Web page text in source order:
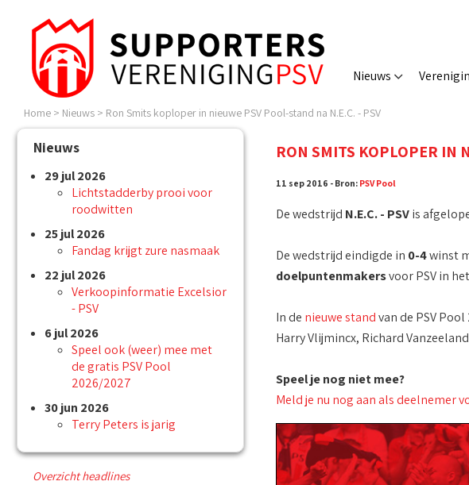
Nieuws
Home > Nieuws > Ron Smits koploper in nieuwe PSV Pool-stand na N.E.C. - PSV
Nieuws
29 jul 2026
Lichtstadderby prooi voor
roodwitten
25 jul 2026
Fandag krijgt zure nasmaak
22 jul 2026
Verkoopinformatie Excelsior
- PSV
6 jul 2026
Speel ook (weer) mee met
de gratis PSV Pool
2026/2027
30 jun 2026
Terry Peters is jarig
Overzicht headlines
RON SMITS KOPLOPER IN
11 sep 2016 - Bron: PSV Pool
De wedstrijd N.E.C. - PSVis
De wedstrijd eindigde in 0-4winst
doelpuntenmakersvoor PSV in
In de nieuwe standvan de PSV
Harry Vlijmincx, Richard
Speel je nog niet mee?
Meld je nu nog aan als deelnemer